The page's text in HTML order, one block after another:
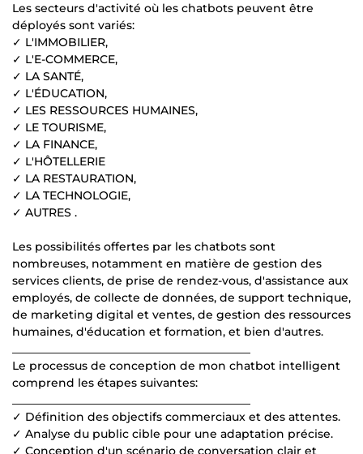
Les secteurs d'activité où les chatbots peuvent être
déployés sont variés:
✓ L'IMMOBILIER,
✓ L'E-COMMERCE,
✓ LA SANTÉ,
✓ L'ÉDUCATION,
✓ LES RESSOURCES HUMAINES,
✓ LE TOURISME,
✓ LA FINANCE,
✓ L'HÔTELLERIE
✓ LA RESTAURATION,
✓ LA TECHNOLOGIE,
✓ AUTRES .
Les possibilités offertes par les chatbots sont
nombreuses, notamment en matière de gestion des
services clients, de prise de rendez-vous, d'assistance aux
employés, de collecte de données, de support technique,
de marketing digital et ventes, de gestion des ressources
humaines, d'éducation et formation, et bien d'autres.
Le processus de conception de mon chatbot intelligent
comprend les étapes suivantes:
✓ Définition des objectifs commerciaux et des attentes.
✓ Analyse du public cible pour une adaptation précise.
✓ Conception d'un scénario de conversation clair et